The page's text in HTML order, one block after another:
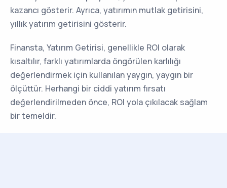
kazancı gösterir. Ayrıca, yatırımın mutlak getirisini,
yıllık yatırım getirisini gösterir.
Finansta, Yatırım Getirisi, genellikle ROI olarak
kısaltılır, farklı yatırımlarda öngörülen karlılığı
değerlendirmek için kullanılan yaygın, yaygın bir
ölçüttür. Herhangi bir ciddi yatırım fırsatı
değerlendirilmeden önce, ROI yola çıkılacak sağlam
bir temeldir.